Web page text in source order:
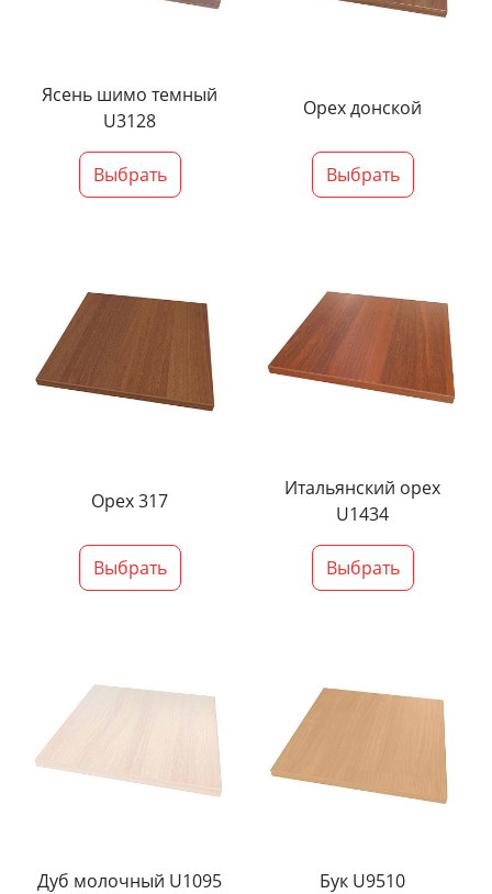
Ясень шимо темный
U3128
Выбрать
Орех донской
Выбрать
Орех 317
Выбрать
Итальянский орех
U1434
Выбрать
Дуб молочный U1095 Бук U9510